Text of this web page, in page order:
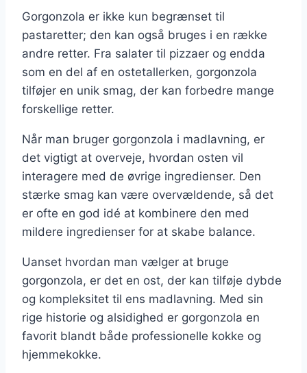
Gorgonzola er ikke kun begrænset til
pastaretter; den kan også bruges i en række
andre retter. Fra salater til pizzaer og endda
som en del af en ostetallerken, gorgonzola
tilføjer en unik smag, der kan forbedre mange
forskellige retter.
Når man bruger gorgonzola i madlavning, er
det vigtigt at overveje, hvordan osten vil
interagere med de øvrige ingredienser. Den
stærke smag kan være overvældende, så det
er ofte en god idé at kombinere den med
mildere ingredienser for at skabe balance.
Uanset hvordan man vælger at bruge
gorgonzola, er det en ost, der kan tilføje dybde
og kompleksitet til ens madlavning. Med sin
rige historie og alsidighed er gorgonzola en
favorit blandt både professionelle kokke og
hjemmekokke.